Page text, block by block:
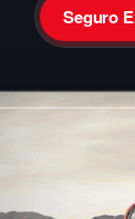
Seguro